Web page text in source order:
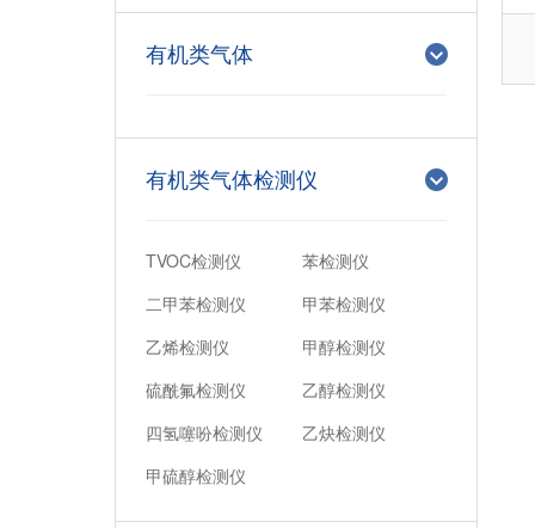
有机类气体
有机类气体检测仪
TVOC检测仪
苯检测仪
二甲苯检测仪
甲苯检测仪
乙烯检测仪
甲醇检测仪
硫酰氟检测仪
乙醇检测仪
四氢噻吩检测仪
乙炔检测仪
甲硫醇检测仪